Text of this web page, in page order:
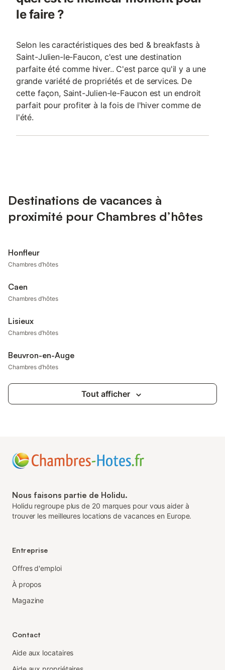
le faire ?
Selon les caractéristiques des bed & breakfasts à
Saint-Julien-le-Faucon, c'est une destination
parfaite été comme hiver.. C'est parce qu'il y a une
grande variété de propriétés et de services. De
cette façon, Saint-Julien-le-Faucon est un endroit
parfait pour profiter à la fois de l'hiver comme de
l'été.
Destinations de vacances à
proximité pour Chambres d’hôtes
Honfleur
Chambres d’hôtes
Caen
Chambres d’hôtes
Lisieux
Chambres d’hôtes
Beuvron-en-Auge
Chambres d’hôtes
Tout afficher
Nous faisons partie de Holidu.
Holidu regroupe plus de 20 marques pour vous aider à
trouver les meilleures locations de vacances en Europe.
Entreprise
Offres d'emploi
À propos
Magazine
Contact
Aide aux locataires